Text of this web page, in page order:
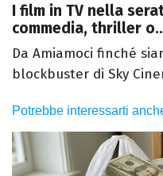
I film in TV nella
commedia, thriller
Da Amiamoci finché
blockbuster di Sky